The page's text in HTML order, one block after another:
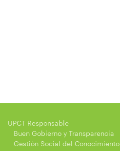
UPCT Responsable
Buen Gobierno y Transparencia
Gestión Social del Conocimiento